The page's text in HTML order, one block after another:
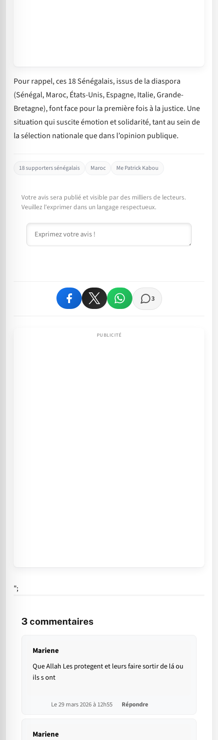
Pour rappel, ces 18 Sénégalais, issus de la diaspora
(Sénégal, Maroc, États-Unis, Espagne, Italie, Grande-
Bretagne), font face pour la première fois à la justice. Une
situation qui suscite émotion et solidarité, tant au sein de
la sélection nationale que dans l’opinion publique.
18 supporters sénégalais Maroc Me Patrick Kabou
Votre avis sera publié et visible par des milliers de lecteurs.
Veuillez l'exprimer dans un langage respectueux.
Commentaire
3
";
3 commentaires
Mariene
Que Allah Les protegent et leurs faire sortir de lá ou
ils s ont
Le 29 mars 2026 à 12h55 Répondre
Mariene